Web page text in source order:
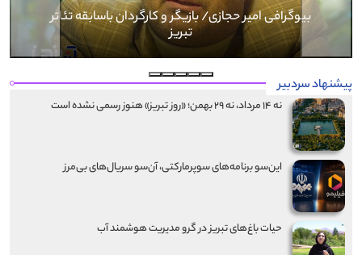
بیوگرافی کرار نماری
پیشنهاد سردبیر
نه ۱۴ مرداد، نه ۲۹ بهمن؛ «روز تبریز» هنوز رسمی نشده است
این‌سو برنامه‌های سوپرمارکتی، آن‌سو سریال‌های بی‌مرز
حیات باغ‌های تبریز در گرو مدیریت هوشمند آب